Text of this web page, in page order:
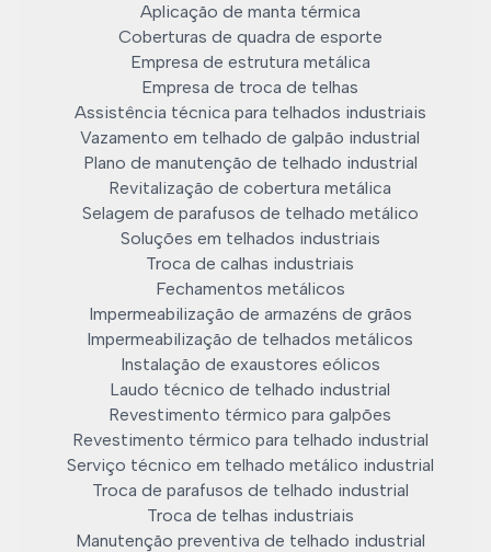
Aplicação de manta térmica
Coberturas de quadra de esporte
Empresa de estrutura metálica
Empresa de troca de telhas
Assistência técnica para telhados industriais
Vazamento em telhado de galpão industrial
Plano de manutenção de telhado industrial
Revitalização de cobertura metálica
Selagem de parafusos de telhado metálico
Soluções em telhados industriais
Troca de calhas industriais
Fechamentos metálicos
Impermeabilização de armazéns de grãos
Impermeabilização de telhados metálicos
Instalação de exaustores eólicos
Laudo técnico de telhado industrial
Revestimento térmico para galpões
Revestimento térmico para telhado industrial
Serviço técnico em telhado metálico industrial
Troca de parafusos de telhado industrial
Troca de telhas industriais
Manutenção preventiva de telhado industrial